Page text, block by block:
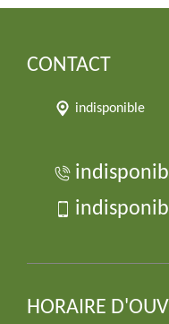
CONTACT
indisponible
HORAIRE